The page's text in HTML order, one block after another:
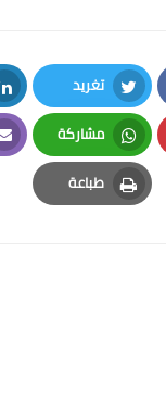
المرحلة
المرحلة
الجامعات
تغريد
Twitter
مشاركة
Whatsapp
طباعة
Print